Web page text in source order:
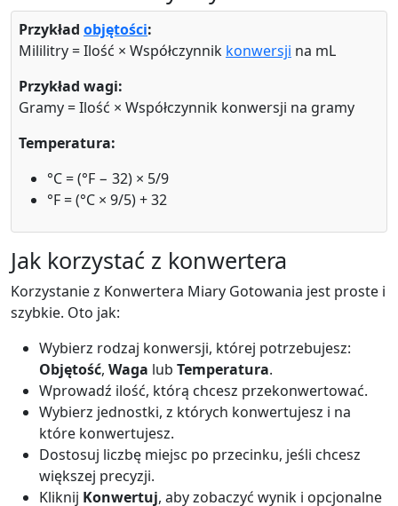
Przykład objętości:
Mililitry = Ilość × Współczynnik konwersji na mL
Przykład wagi:
Gramy = Ilość × Współczynnik konwersji na gramy
Temperatura:
°C = (°F − 32) × 5/9
°F = (°C × 9/5) + 32
Jak korzystać z konwertera
Korzystanie z Konwertera Miary Gotowania jest proste i
szybkie. Oto jak:
Wybierz rodzaj konwersji, której potrzebujesz:
Objętość, Waga lub Temperatura.
Wprowadź ilość, którą chcesz przekonwertować.
Wybierz jednostki, z których konwertujesz i na
które konwertujesz.
Dostosuj liczbę miejsc po przecinku, jeśli chcesz
większej precyzji.
Kliknij Konwertuj, aby zobaczyć wynik i opcjonalne